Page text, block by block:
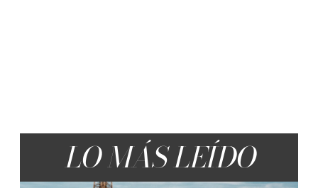
LO MÁS LEÍDO